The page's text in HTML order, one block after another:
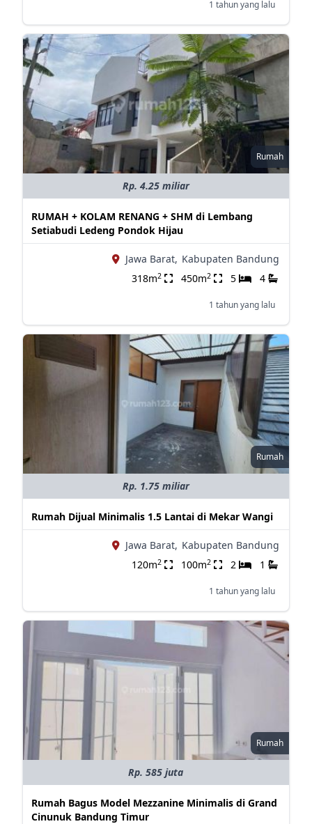
1 tahun yang lalu
Rumah
Rp. 4.25 miliar
RUMAH + KOLAM RENANG + SHM di Lembang
Setiabudi Ledeng Pondok Hijau
Jawa Barat, Kabupaten Bandung
318m2 450m2 5 4
1 tahun yang lalu
Rumah
Rp. 1.75 miliar
Rumah Dijual Minimalis 1.5 Lantai di Mekar Wangi
Jawa Barat, Kabupaten Bandung
120m2 100m2 2 1
1 tahun yang lalu
Rumah
Rp. 585 juta
Rumah Bagus Model Mezzanine Minimalis di Grand
Cinunuk Bandung Timur